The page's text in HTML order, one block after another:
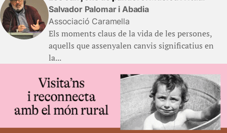
Salvador Palomar i Abadia
Associació Caramella
Els moments claus de la vida de les persones,
aquells que assenyalen canvis significatius en
la...